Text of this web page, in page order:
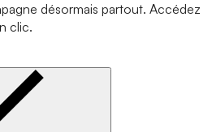
désormais partout. Accédez
clic.